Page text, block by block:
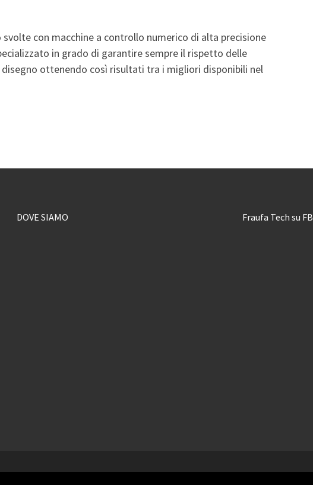
con macchine a controllo numerico di alta precisione
in grado di garantire sempre il rispetto delle
ottenendo così risultati tra i migliori disponibili nel
DOVE SIAMO Fraufa Tech su FB